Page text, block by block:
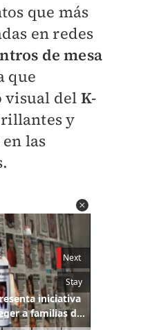
que más
en redes
de mesa
que
visual del K-
y
las